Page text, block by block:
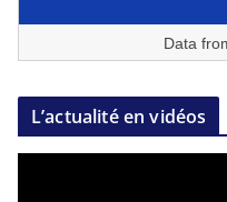
Data
L’actualité en vidéos